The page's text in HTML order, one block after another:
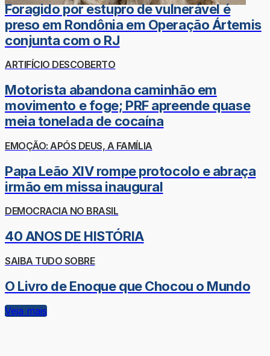
Foragido por estupro de vulnerável é
preso em Rondônia em Operação Ártemis
conjunta com o RJ
ARTIFÍCIO DESCOBERTO
Motorista abandona caminhão em
movimento e foge; PRF apreende quase
meia tonelada de cocaína
EMOÇÃO: APÓS DEUS, A FAMÍLIA
Papa Leão XIV rompe protocolo e abraça
irmão em missa inaugural
DEMOCRACIA NO BRASIL
40 ANOS DE HISTÓRIA
SAIBA TUDO SOBRE
O Livro de Enoque que Chocou o Mundo
Veja mais